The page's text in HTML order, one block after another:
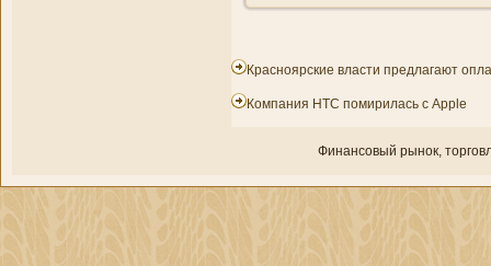
Красноярские власти предлагают
Компания HTC помирилась с Apple
Финансовый рынок,